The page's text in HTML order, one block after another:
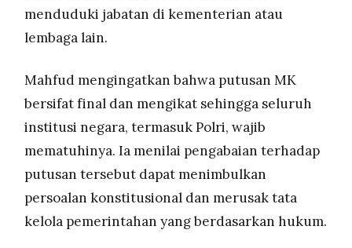
menduduki jabatan di kementerian atau
lembaga lain.
Mahfud mengingatkan bahwa putusan MK
bersifat final dan mengikat sehingga seluruh
institusi negara, termasuk Polri, wajib
mematuhinya. Ia menilai pengabaian terhadap
putusan tersebut dapat menimbulkan
persoalan konstitusional dan merusak tata
kelola pemerintahan yang berdasarkan hukum.